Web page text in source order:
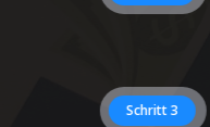
Schritt 3